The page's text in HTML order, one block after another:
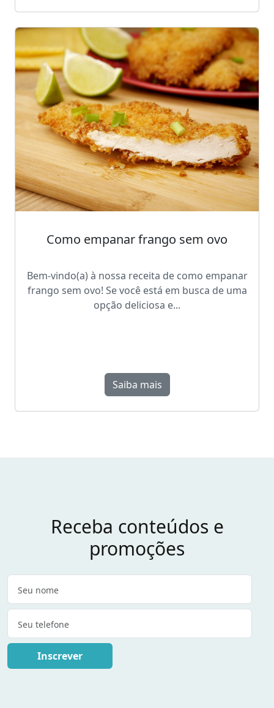
Como empanar frango sem ovo
Bem-vindo(a) à nossa receita de como empanar
frango sem ovo! Se você está em busca de uma
opção deliciosa e...
Saiba mais
Receba conteúdos e
promoções
Inscrever